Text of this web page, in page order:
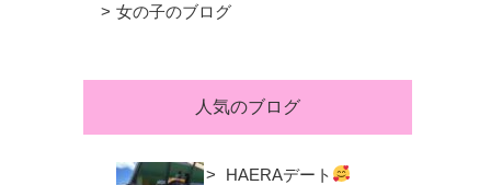
女の子のブログ
人気のブログ
HAERAデート